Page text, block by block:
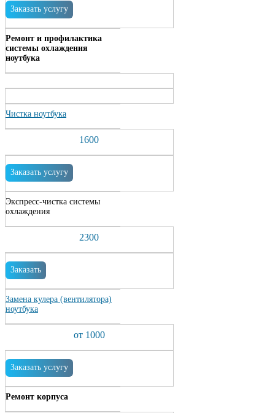
Заказать услугу
Ремонт и профилактика
системы охлаждения
ноутбука
Чистка ноутбука
1600
Заказать услугу
Экспресс-чистка системы
охлаждения
2300
Заказать
Замена кулера (вентилятора)
ноутбука
от 1000
Заказать услугу
Ремонт корпуса